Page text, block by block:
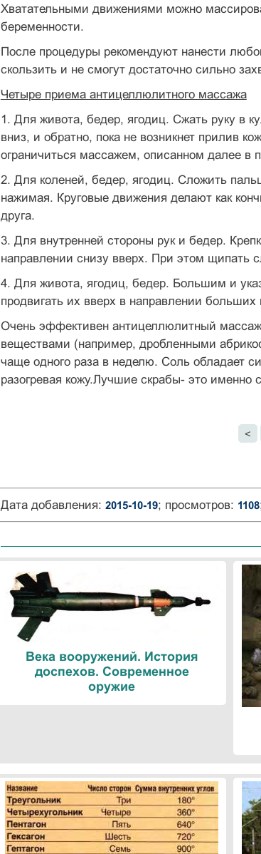
Хватательными движениями можно
беременности.
После процедуры рекомендуют нанести
скользить и не смогут достаточно сильно
Четыре приема антицеллюлитного массажа
1. Для живота, бедер, ягодиц. Сжать руку в
вниз, и обратно, пока не возникнет прилив
ограничиться массажем, описанном далее в
2. Для коленей, бедер, ягодиц. Сложить
нажимая. Круговые движения делают как
друга.
3. Для внутренней стороны рук и бедер.
направлении снизу вверх. При этом щипать
4. Для живота, ягодиц, бедер. Большим и
продвигать их вверх в направлении
Очень эффективен антицеллюлитный
веществами (например, дробленными
чаще одного раза в неделю. Соль обладает
разогревая кожу.Лучшие скрабы- это именно
<
Дата добавления: 2015-10-19; просмотров: 1108
Века вооружений. История
доспехов. Современное
оружие